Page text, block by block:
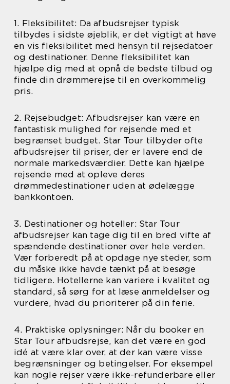
1. Fleksibilitet: Da afbudsrejser typisk
tilbydes i sidste øjeblik, er det vigtigt at have
en vis fleksibilitet med hensyn til rejsedatoer
og destinationer. Denne fleksibilitet kan
hjælpe dig med at opnå de bedste tilbud og
finde din drømmerejse til en overkommelig
pris.
2. Rejsebudget: Afbudsrejser kan være en
fantastisk mulighed for rejsende med et
begrænset budget. Star Tour tilbyder ofte
afbudsrejser til priser, der er lavere end de
normale markedsværdier. Dette kan hjælpe
rejsende med at opleve deres
drømmedestinationer uden at ødelægge
bankkontoen.
3. Destinationer og hoteller: Star Tour
afbudsrejser kan tage dig til en bred vifte af
spændende destinationer over hele verden.
Vær forberedt på at opdage nye steder, som
du måske ikke havde tænkt på at besøge
tidligere. Hotellerne kan variere i kvalitet og
standard, så sørg for at læse anmeldelser og
vurdere, hvad du prioriterer på din ferie.
4. Praktiske oplysninger: Når du booker en
Star Tour afbudsrejse, kan det være en god
idé at være klar over, at der kan være visse
begrænsninger og betingelser. For eksempel
kan nogle rejser være ikke-refunderbare eller